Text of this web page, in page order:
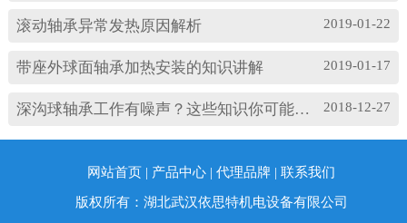
损坏等。 另外，造成耐高温轴承出现异常振...
2019-01-22
滚动轴承异常发热原因解析
2019-01-17
带座外球面轴承加热安装的知识讲解
2018-12-27
深沟球轴承工作有噪声？这些知识你可能忽略了
网站首页 | 产品中心 |代理品牌 |联系我们
版权所有：湖北武汉依思特机电设备有限公司